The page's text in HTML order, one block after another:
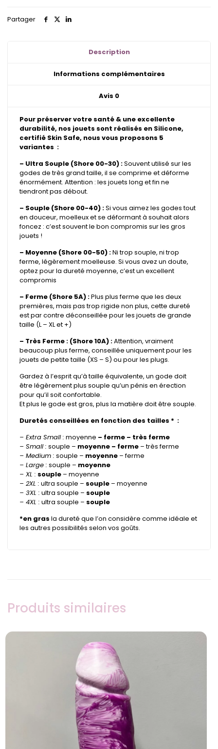
Satinée
Partager
Description
Informations complémentaires
Avis 0
Pour préserver votre santé & une excellente
durabilité, nos jouets sont réalisés en Silicone,
certifié Skin Safe, nous vous proposons 5
variantes :
– Ultra Souple (Shore 00-30) :Souvent utilisé sur les
godes de très grand taille, il se comprime et déforme
énormément. Attention : les jouets long et fin ne
tiendront pas débout.
– Souple (Shore 00-40) :Si vous aimez les godes tout
en douceur, moelleux et se déformant à souhait alors
foncez : c’est souvent le bon compromis sur les gros
jouets !
– Moyenne (Shore 00-50) :Ni trop souple, ni trop
ferme, légèrement moelleuse. Si vous avez un doute,
optez pour la dureté moyenne, c’est un excellent
compromis
– Ferme (Shore 5A) :Plus plus ferme que les deux
premières, mais pas trop rigide non plus, cette dureté
est par contre déconseillée pour les jouets de grande
taille (L – XL et +)
– Très Ferme : (Shore 10A) :Attention, vraiment
beaucoup plus ferme, conseillée uniquement pour les
jouets de petite taille (XS – S) ou pour les plugs.
Gardez à l’esprit qu’à taille équivalente, un gode doit
être légèrement plus souple qu’un pénis en érection
pour qu’il soit confortable.
Et plus le gode est gros, plus la matière doit être souple.
Duretés conseillées en fonction des tailles * :
– Extra Small : moyenne – ferme – très ferme
– Small : souple – moyenne – ferme– très ferme
– Medium : souple – moyenne– ferme
– Large : souple – moyenne
– XL : souple– moyenne
– 2XL : ultra souple – souple– moyenne
– 3XL : ultra souple – souple
– 4XL : ultra souple – souple
*en gras la dureté que l’on considère comme idéale et
les autres possibilités selon vos goûts.
Produits similaires